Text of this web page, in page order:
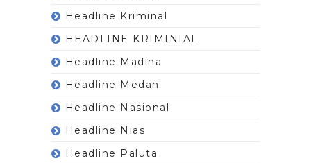
Headline Kriminal
HEADLINE KRIMINIAL
Headline Madina
Headline Medan
Headline Nasional
Headline Nias
Headline Paluta